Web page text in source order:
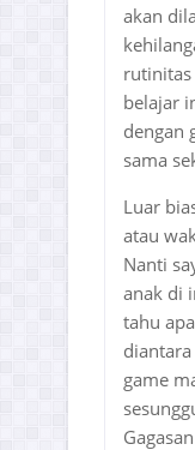
akan
rutinitas
belajar
dengan
sama
Luar
atau
Nanti
anak di
tahu
game